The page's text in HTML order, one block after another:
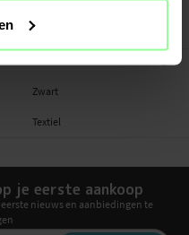
-
Zwart
Textiel
je eerste aankoop
nieuws en aanbiedingen te